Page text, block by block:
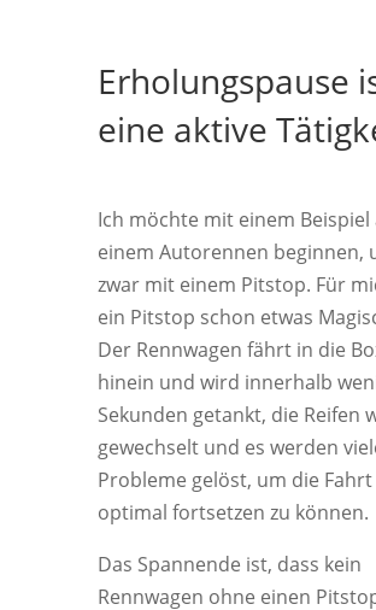
Erholungspause
eine aktive
Ich möchte mit einem Beispiel
einem Autorennen beginnen,
zwar mit einem Pitstop. Für
ein Pitstop schon etwas
Der Rennwagen fährt in die
hinein und wird innerhalb
Sekunden getankt, die Reifen
gewechselt und es werden
Probleme gelöst, um die Fahrt
optimal fortsetzen zu können.
Das Spannende ist, dass kein
Rennwagen ohne einen